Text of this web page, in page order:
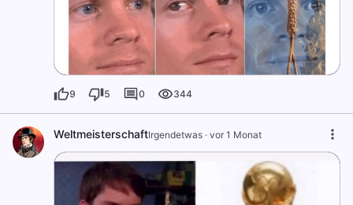
9 5 0 344
WeltmeisterschaftIrgendetwas · vor 1 Monat